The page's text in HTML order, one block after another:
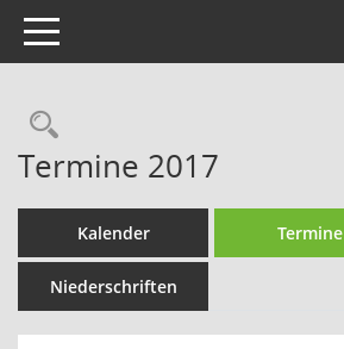
Toggle navigation
Rechercheauswahl
Termine 2017
Kalender Termine
Niederschriften